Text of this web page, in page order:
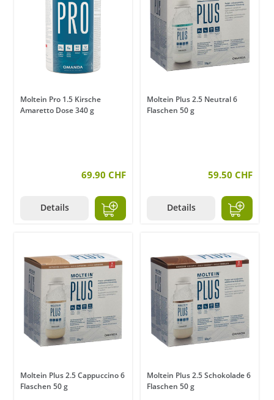
Moltein Pro 1.5 Kirsche
Amaretto Dose 340 g
69.90 CHF
Details
Moltein Plus 2.5 Neutral 6
Flaschen 50 g
59.50 CHF
Details
Moltein Plus 2.5 Cappuccino 6
Flaschen 50 g
Moltein Plus 2.5 Schokolade 6
Flaschen 50 g